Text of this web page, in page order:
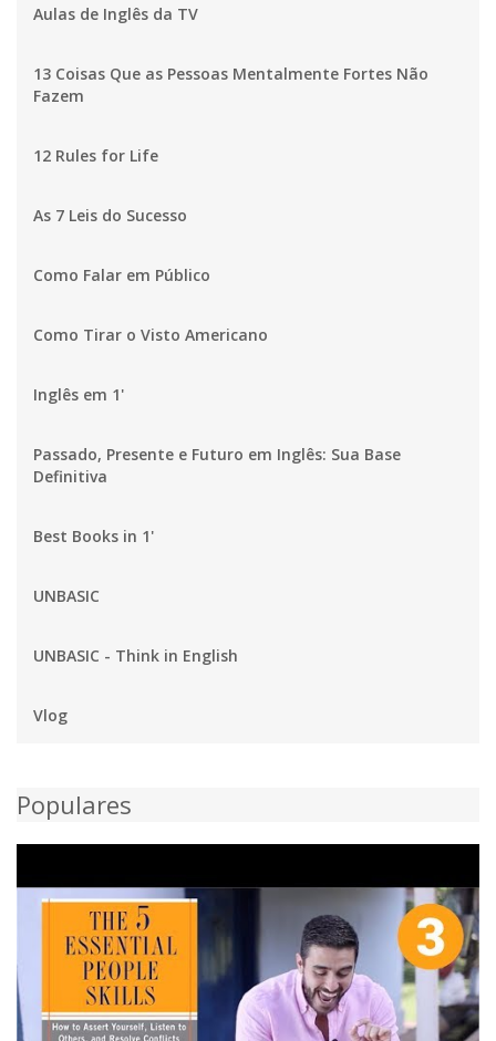
Aulas de Inglês da TV
13 Coisas Que as Pessoas Mentalmente Fortes Não
Fazem
12 Rules for Life
As 7 Leis do Sucesso
Como Falar em Público
Como Tirar o Visto Americano
Inglês em 1'
Passado, Presente e Futuro em Inglês: Sua Base
Definitiva
Best Books in 1'
UNBASIC
UNBASIC - Think in English
Vlog
Populares